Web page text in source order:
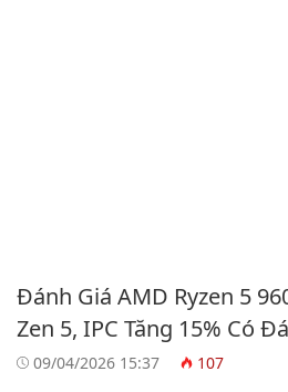
Đánh Giá AMD Ryzen 5
Zen 5, IPC Tăng 15% Có
09/04/2026 15:37 107